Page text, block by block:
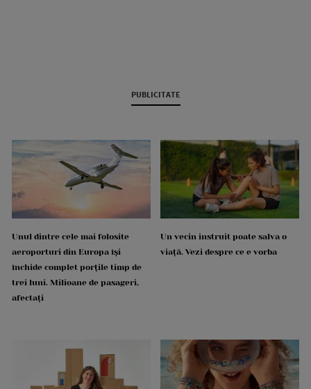
PUBLICITATE
Unul dintre cele mai folosite
aeroporturi din Europa își
închide complet porțile timp de
trei luni. Milioane de pasageri,
afectați
Un vecin instruit poate salva o
viață. Vezi despre ce e vorba